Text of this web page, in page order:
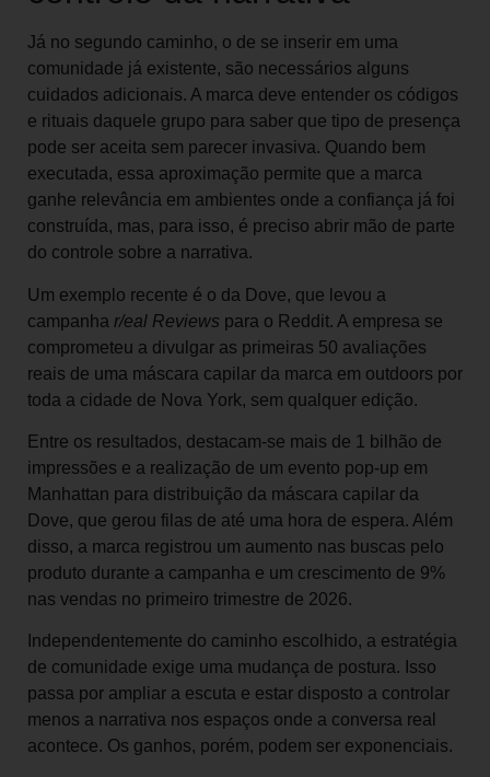
Já no segundo caminho, o de se inserir em uma
comunidade já existente, são necessários alguns
cuidados adicionais. A marca deve entender os códigos
e rituais daquele grupo para saber que tipo de presença
pode ser aceita sem parecer invasiva. Quando bem
executada, essa aproximação permite que a marca
ganhe relevância em ambientes onde a confiança já foi
construída, mas, para isso, é preciso abrir mão de parte
do controle sobre a narrativa.
Um exemplo recente é o da Dove, que levou a
campanha r/eal Reviews para o Reddit. A empresa se
comprometeu a divulgar as primeiras 50 avaliações
reais de uma máscara capilar da marca em outdoors por
toda a cidade de Nova York, sem qualquer edição.
Entre os resultados, destacam-se mais de 1 bilhão de
impressões e a realização de um evento pop-up em
Manhattan para distribuição da máscara capilar da
Dove, que gerou filas de até uma hora de espera. Além
disso, a marca registrou um aumento nas buscas pelo
produto durante a campanha e um crescimento de 9%
nas vendas no primeiro trimestre de 2026.
Independentemente do caminho escolhido, a estratégia
de comunidade exige uma mudança de postura. Isso
passa por ampliar a escuta e estar disposto a controlar
menos a narrativa nos espaços onde a conversa real
acontece. Os ganhos, porém, podem ser exponenciais.